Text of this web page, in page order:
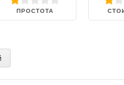
ПРОСТОТА